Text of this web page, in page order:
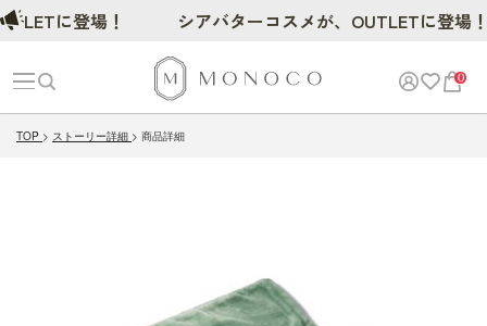
0
TOP ストーリー詳細 商品詳細
に登場！ シアバターコスメが、OUTLETに登場！